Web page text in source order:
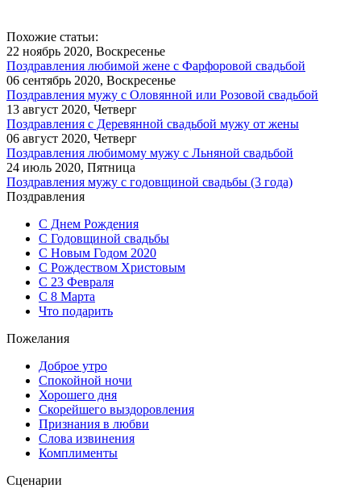
Похожие статьи:
22 ноябрь 2020, Воскресенье
Поздравления любимой жене с Фарфоровой свадьбой
06 сентябрь 2020, Воскресенье
Поздравления мужу с Оловянной или Розовой свадьбой
13 август 2020, Четверг
Поздравления с Деревянной свадьбой мужу от жены
06 август 2020, Четверг
Поздравления любимому мужу с Льняной свадьбой
24 июль 2020, Пятница
Поздравления мужу с годовщиной свадьбы (3 года)
Поздравления
С Днем Рождения
С Годовщиной свадьбы
С Новым Годом 2020
С Рождеством Христовым
С 23 Февраля
С 8 Марта
Что подарить
Пожелания
Доброе утро
Спокойной ночи
Хорошего дня
Скорейшего выздоровления
Признания в любви
Слова извинения
Комплименты
Сценарии